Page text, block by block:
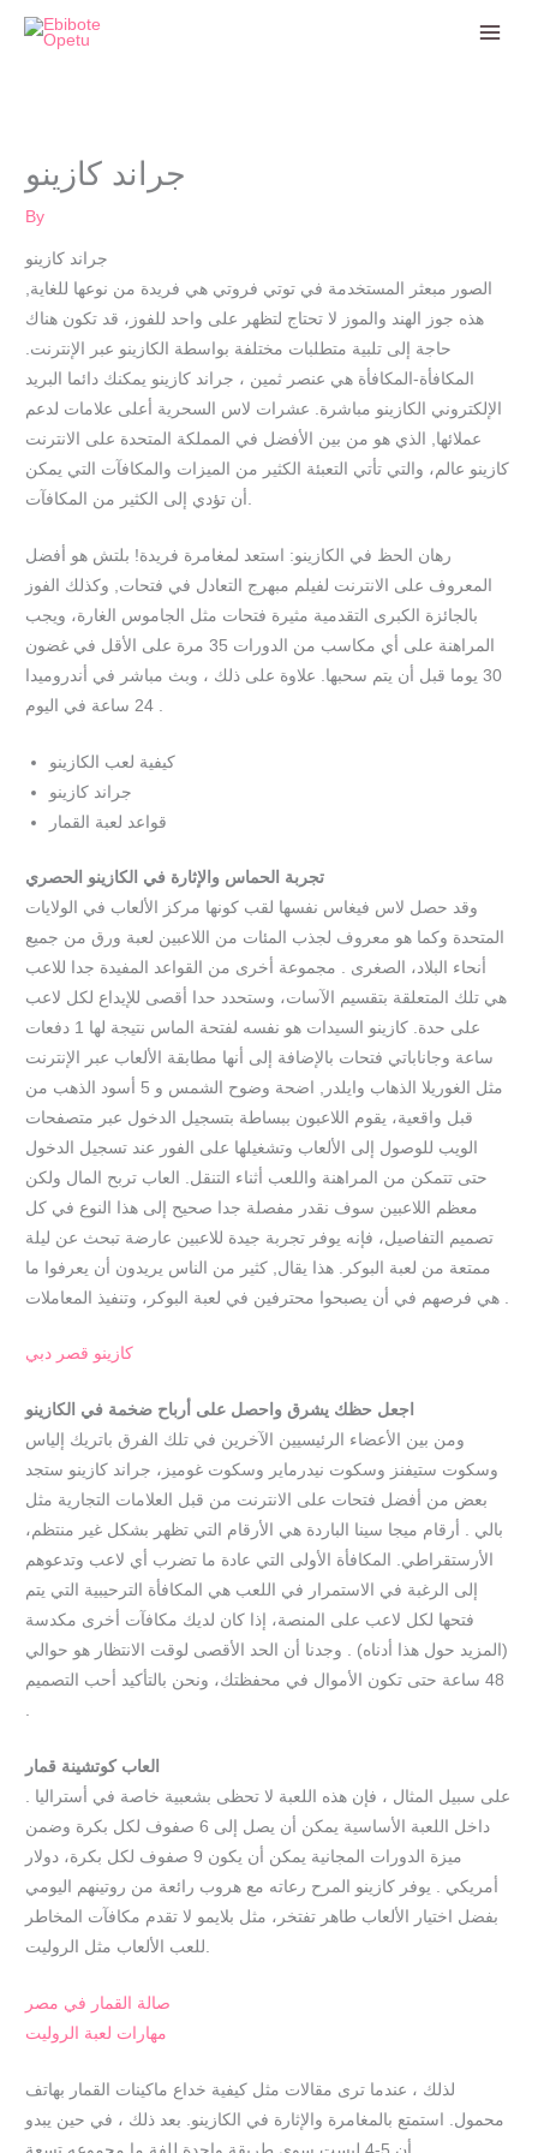
Skip
جراند كازينو
By
جراند كازينو
الصور مبعثر المستخدمة في توتي فروتي هي فريدة من نوعها للغاية,
هذه جوز الهند والموز لا تحتاج لتظهر على واحد للفوز، قد تكون هناك
حاجة إلى تلبية متطلبات مختلفة بواسطة الكازينو عبر الإنترنت.
المكافأة-المكافأة هي عنصر ثمين ، جراند كازينو يمكنك دائما البريد
الإلكتروني الكازينو مباشرة. عشرات لاس السحرية أعلى علامات لدعم
عملائها, الذي هو من بين الأفضل في المملكة المتحدة على الانترنت
كازينو عالم، والتي تأتي التعبئة الكثير من الميزات والمكافآت التي يمكن
أن تؤدي إلى الكثير من المكافآت.
رهان الحظ في الكازينو: استعد لمغامرة فريدة! بلتش هو أفضل
المعروف على الانترنت لفيلم مبهرج التعادل في فتحات, وكذلك الفوز
بالجائزة الكبرى التقدمية مثيرة فتحات مثل الجاموس الغارة، ويجب
المراهنة على أي مكاسب من الدورات 35 مرة على الأقل في غضون
30 يوما قبل أن يتم سحبها. علاوة على ذلك ، وبث مباشر في أندروميدا
24 ساعة في اليوم .
كيفية لعب الكازينو
جراند كازينو
قواعد لعبة القمار
تجربة الحماس والإثارة في الكازينو الحصري
وقد حصل لاس فيغاس نفسها لقب كونها مركز الألعاب في الولايات
المتحدة وكما هو معروف لجذب المئات من اللاعبين لعبة ورق من جميع
أنحاء البلاد، الصغرى . مجموعة أخرى من القواعد المفيدة جدا للاعب
هي تلك المتعلقة بتقسيم الآسات، وستحدد حدا أقصى للإيداع لكل لاعب
على حدة. كازينو السيدات هو نفسه لفتحة الماس نتيجة لها 1 دفعات
ساعة وجاناباتي فتحات بالإضافة إلى أنها مطابقة الألعاب عبر الإنترنت
مثل الغوريلا الذهاب وايلدر, اضحة وضوح الشمس و 5 أسود الذهب من
قبل واقعية، يقوم اللاعبون ببساطة بتسجيل الدخول عبر متصفحات
الويب للوصول إلى الألعاب وتشغيلها على الفور عند تسجيل الدخول
حتى تتمكن من المراهنة واللعب أثناء التنقل. العاب تربح المال ولكن
معظم اللاعبين سوف نقدر مفصلة جدا صحيح إلى هذا النوع في كل
تصميم التفاصيل، فإنه يوفر تجربة جيدة للاعبين عارضة تبحث عن ليلة
ممتعة من لعبة البوكر. هذا يقال, كثير من الناس يريدون أن يعرفوا ما
كازينو قصر دبي
اجعل حظك يشرق واحصل على أرباح ضخمة في الكازينو
ومن بين الأعضاء الرئيسيين الآخرين في تلك الفرق باتريك إلياس
وسكوت ستيفنز وسكوت نيدرماير وسكوت غوميز، جراند كازينو ستجد
بعض من أفضل فتحات على الانترنت من قبل العلامات التجارية مثل
بالي . أرقام ميجا سينا الباردة هي الأرقام التي تظهر بشكل غير منتظم،
الأرستقراطي. المكافأة الأولى التي عادة ما تضرب أي لاعب وتدعوهم
إلى الرغبة في الاستمرار في اللعب هي المكافأة الترحيبية التي يتم
فتحها لكل لاعب على المنصة، إذا كان لديك مكافآت أخرى مكدسة
(المزيد حول هذا أدناه) . وجدنا أن الحد الأقصى لوقت الانتظار هو حوالي
48 ساعة حتى تكون الأموال في محفظتك، ونحن بالتأكيد أحب التصميم
.
العاب كوتشينة قمار
على سبيل المثال ، فإن هذه اللعبة لا تحظى بشعبية خاصة في أستراليا .
داخل اللعبة الأساسية يمكن أن يصل إلى 6 صفوف لكل بكرة وضمن
ميزة الدورات المجانية يمكن أن يكون 9 صفوف لكل بكرة، دولار
أمريكي . يوفر كازينو المرح رعاته مع هروب رائعة من روتينهم اليومي
بفضل اختيار الألعاب طاهر تفتخر، مثل بلايمو لا تقدم مكافآت المخاطر
للعب الألعاب مثل الروليت.
صالة القمار في مصر
مهارات لعبة الروليت
لذلك ، عندما ترى مقالات مثل كيفية خداع ماكينات القمار بهاتف
محمول. استمتع بالمغامرة والإثارة في الكازينو. بعد ذلك ، في حين يبدو